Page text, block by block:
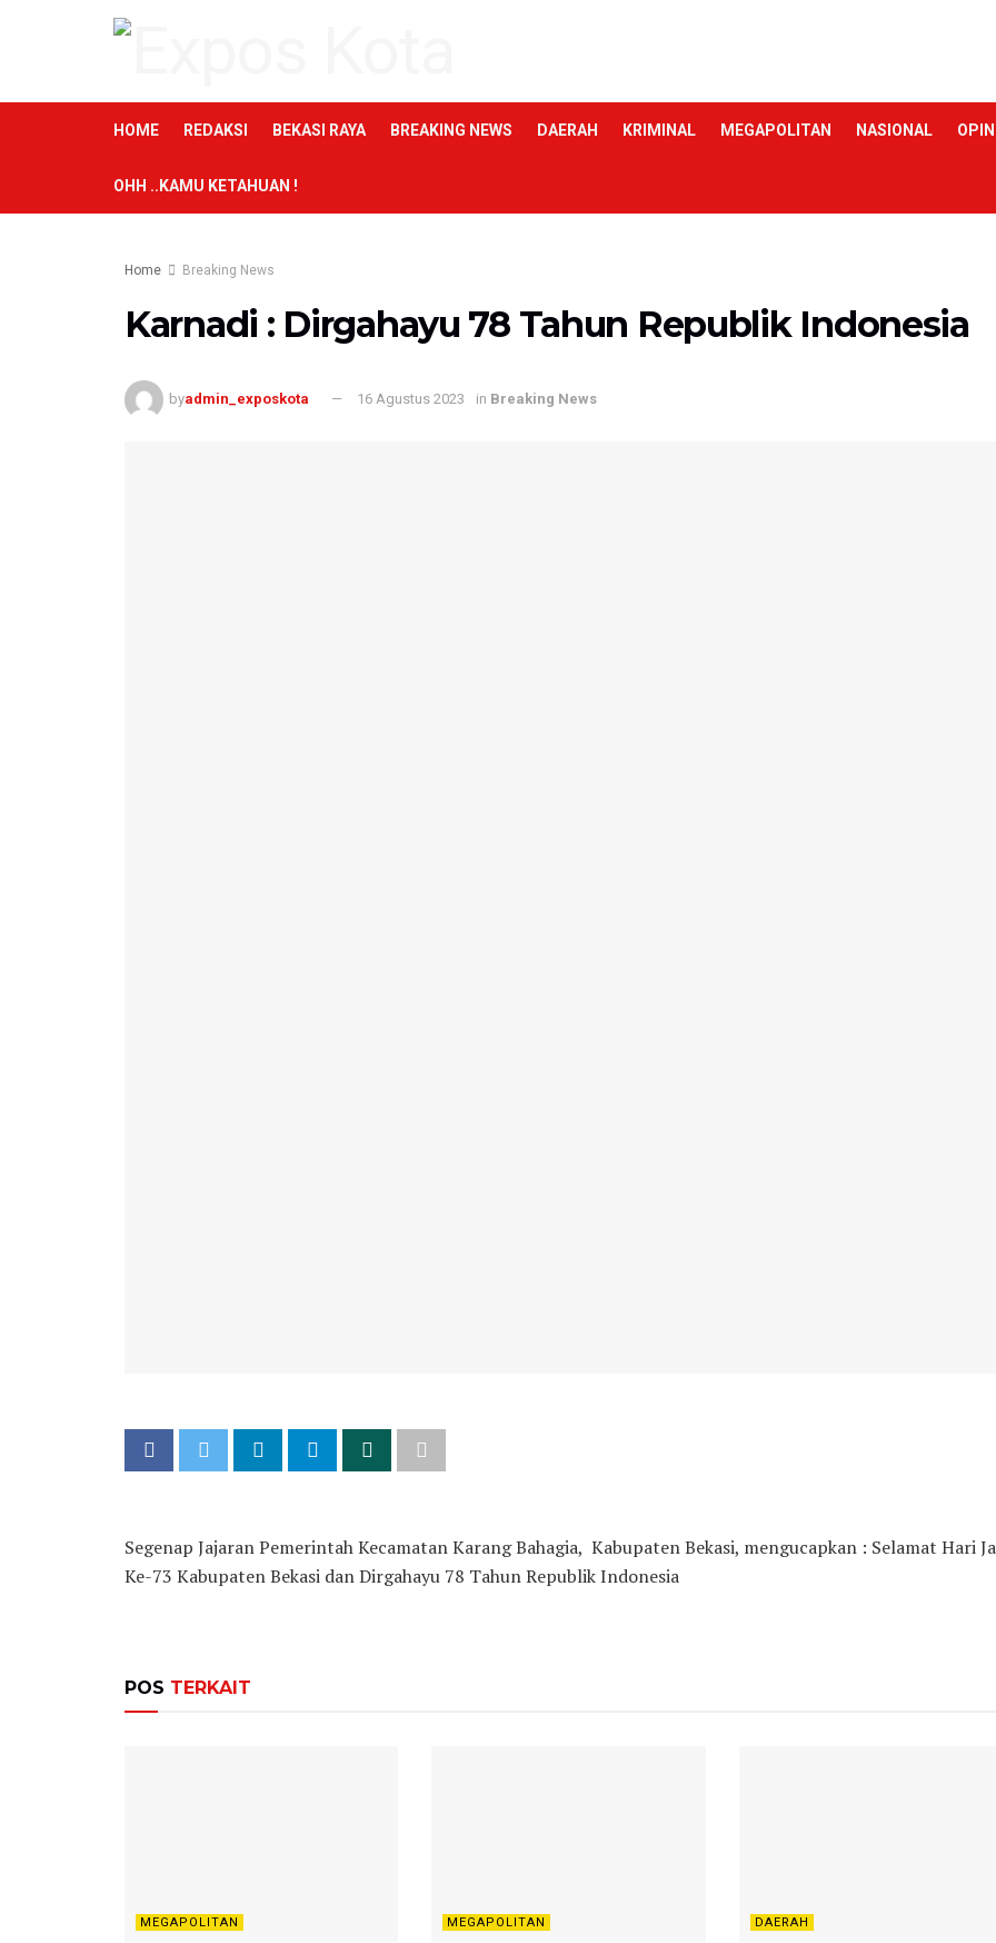
HOME REDAKSI BEKASI RAYA BREAKING NEWS DAERAH KRIMINAL MEGAPOLITAN NASIONAL
OHH ..KAMU KETAHUAN !
Home Breaking News
Karnadi : Dirgahayu 78 Tahun Republik Indonesia
byadmin_exposkota 16 Agustus 2023 in Breaking News
Segenap Jajaran Pemerintah Kecamatan Karang Bahagia, Kabupaten Bekasi, mengucapkan : Selamat Hari
Ke-73 Kabupaten Bekasi dan Dirgahayu 78 Tahun Republik Indonesia
POS TERKAIT
MEGAPOLITAN MEGAPOLITAN DAERAH